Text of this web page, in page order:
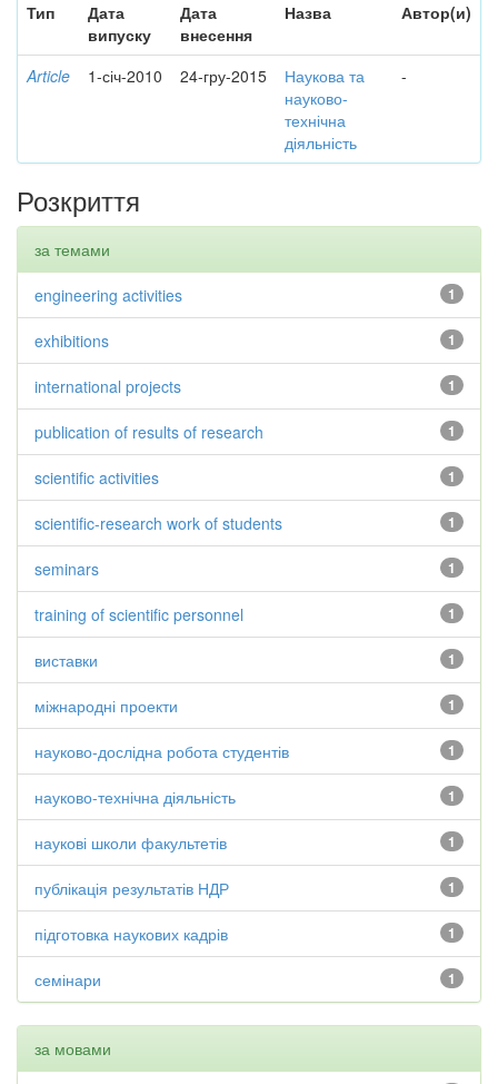
Тип
Дата
випуску
Дата
внесення
Назва Автор(и)
Article 1-січ-2010 24-гру-2015
Наукова та
науково-
технічна
діяльність
-
Розкриття
за темами
1
engineering activities
1
exhibitions
1
international projects
1
publication of results of research
1
scientific activities
1
scientific-research work of students
1
seminars
1
training of scientific personnel
1
виставки
1
міжнародні проекти
1
науково-дослідна робота студентів
1
науково-технічна діяльність
1
наукові школи факультетів
1
публікація результатів НДР
1
підготовка наукових кадрів
1
семінари
за мовами